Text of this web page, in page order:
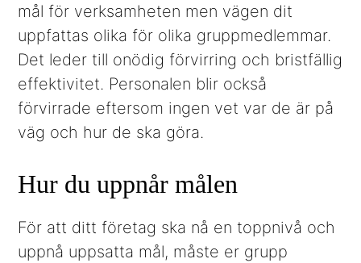
mål för verksamheten men vägen dit
uppfattas olika för olika gruppmedlemmar.
Det leder till onödig förvirring och bristfällig
effektivitet. Personalen blir också
förvirrade eftersom ingen vet var de är på
väg och hur de ska göra.
Hur du uppnår målen
För att ditt företag ska nå en toppnivå och
uppnå uppsatta mål, måste er grupp